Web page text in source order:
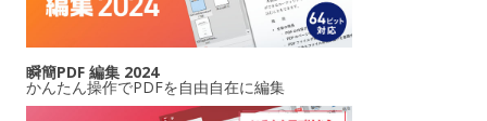
瞬簡PDF 編集 2024
かんたん操作でPDFを自由自在に編集